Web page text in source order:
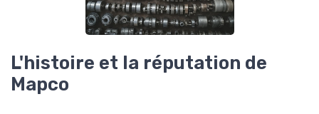
L'histoire et la réputation de
Mapco